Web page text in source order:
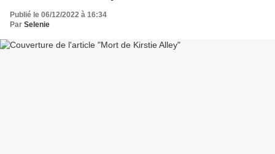
Publié le 06/12/2022 à 16:34
Par Selenie